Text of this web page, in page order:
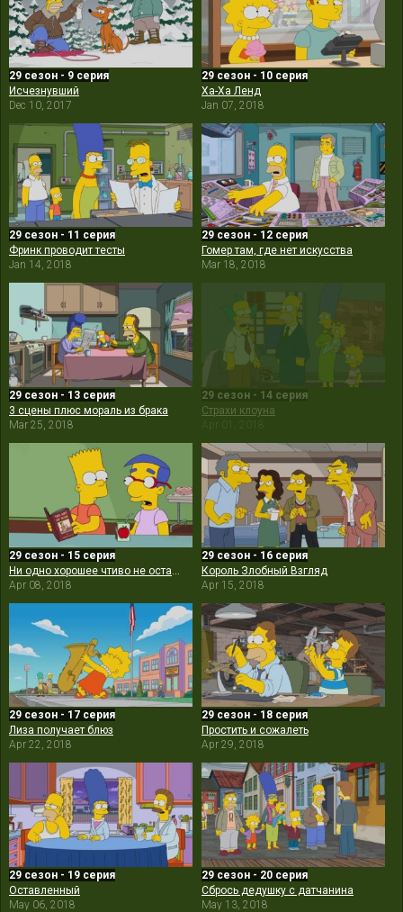
29 сезон - 9 серия
Исчезнувший
Dec 10, 2017
29 сезон - 10 серия
Ха-Ха Ленд
Jan 07, 2018
29 сезон - 11 серия
Фринк проводит тесты
Jan 14, 2018
29 сезон - 12 серия
Гомер там, где нет искусства
Mar 18, 2018
29 сезон - 13 серия
3 сцены плюс мораль из брака
Mar 25, 2018
29 сезон - 14 серия
Страхи клоуна
Apr 01, 2018
29 сезон - 15 серия
Apr 08, 2018
29 сезон - 16 серия
Король Злобный Взгляд
Apr 15, 2018
29 сезон - 17 серия
Лиза получает блюз
Apr 22, 2018
29 сезон - 18 серия
Простить и сожалеть
Apr 29, 2018
29 сезон - 19 серия
Оставленный
May 06, 2018
29 сезон - 20 серия
Сбрось дедушку с датчанина
May 13, 2018